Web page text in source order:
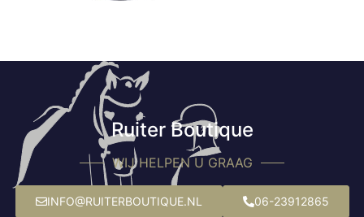
Ruiter Boutique
WIJ HELPEN U GRAAG
INFO@RUITERBOUTIQUE.NL 06-23912865